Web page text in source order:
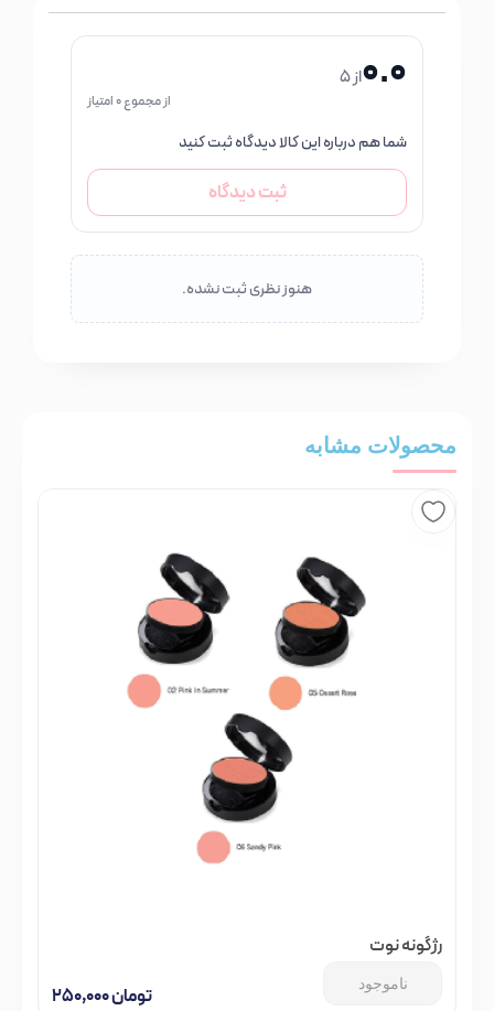
0.0از 5
از مجموع 0 امتیاز
شما هم درباره این کالا دیدگاه ثبت کنید
ثبت دیدگاه
هنوز نظری ثبت نشده.
محصولات مشابه
رژگونه نوت
تومان
ناموجود